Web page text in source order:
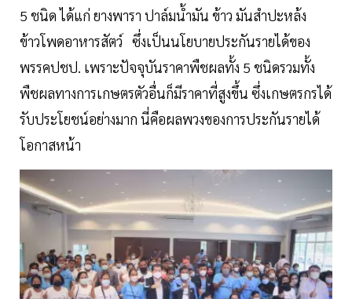
5 ชนิด ได้แก่ ยางพารา ปาล์มน้ำมัน ข้าว มันสำปะหล้ง
ข้าวโพดอาหารสัตว์ ซึ่งเป็นนโยบายประกันรายได้ของ
พรรคปชป. เพราะปัจจุบันราคาพืชผลทั้ง 5 ชนิดรวมทั้ง
พืชผลทางการเกษตรตัวอื่นก็มีราคาที่สูงขึ้น ซึ่งเกษตรกรได้
รับประโยชน์อย่างมาก นี่คือผลพวงของการประกันรายได้
โอกาสหน้า